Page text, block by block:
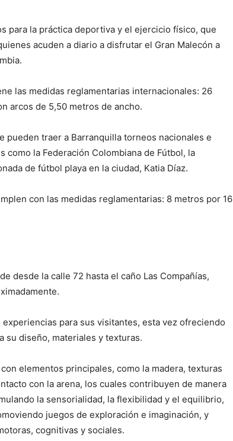
para la práctica deportiva y el ejercicio físico, que
acuden a diario a disfrutar el Gran Malecón a
las medidas reglamentarias internacionales: 26
arcos de 5,50 metros de ancho.
pueden traer a Barranquilla torneos nacionales e
la Federación Colombiana de Fútbol, la
de fútbol playa en la ciudad, Katia Díaz.
con las medidas reglamentarias: 8 metros por 16
desde la calle 72 hasta el caño Las Compañías,
para sus visitantes, esta vez ofreciendo
su diseño, materiales y texturas.
elementos principales, como la madera, texturas
con la arena, los cuales contribuyen de manera
la sensorialidad, la flexibilidad y el equilibrio,
juegos de exploración e imaginación, y
cognitivas y sociales.